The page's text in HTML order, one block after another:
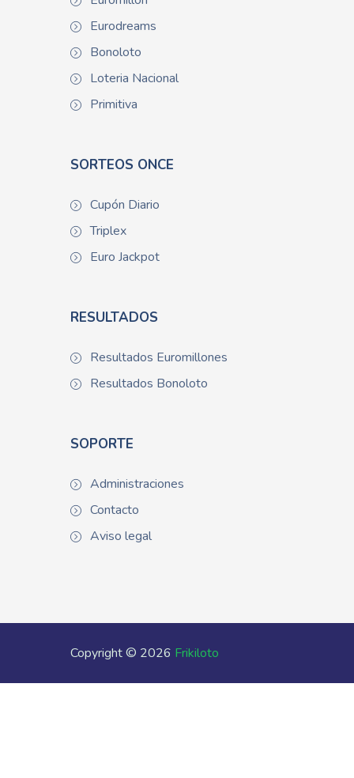
Eurodreams
Bonoloto
Loteria Nacional
Primitiva
SORTEOS ONCE
Cupón Diario
Triplex
Euro Jackpot
RESULTADOS
Resultados Euromillones
Resultados Bonoloto
SOPORTE
Administraciones
Contacto
Aviso legal
Copyright © 2026 Frikiloto